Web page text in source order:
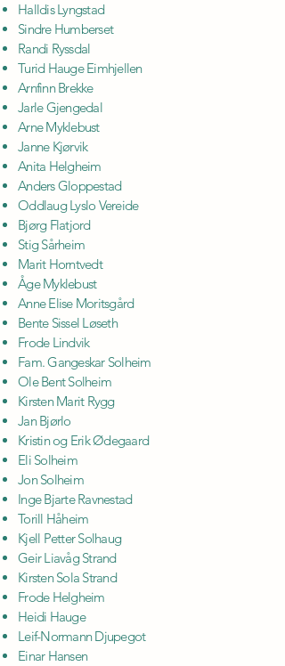
Halldis Lyngstad
Sindre Humberset
Randi Ryssdal
Turid Hauge Eimhjellen
Arnfinn Brekke
Jarle Gjengedal
Arne Myklebust
Janne Kjørvik
Anita Helgheim
Anders Gloppestad
Oddlaug Lyslo Vereide
Bjørg Flatjord
Stig Sårheim
Marit Horntvedt
Åge Myklebust
Anne Elise Moritsgård
Bente Sissel Løseth
Frode Lindvik
Fam. Gangeskar Solheim
Ole Bent Solheim
Kirsten Marit Rygg
Jan Bjørlo
Kristin og Erik Ødegaard
Eli Solheim
Jon Solheim
Inge Bjarte Ravnestad
Torill Håheim
Kjell Petter Solhaug
Geir Liavåg Strand
Kirsten Sola Strand
Frode Helgheim
Heidi Hauge
Leif-Normann Djupegot
Einar Hansen